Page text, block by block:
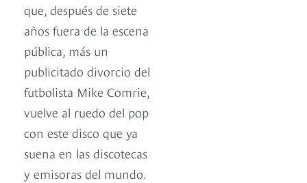
que, después de siete
años fuera de la escena
pública, más un
publicitado divorcio del
futbolista Mike Comrie,
vuelve al ruedo del pop
con este disco que ya
suena en las discotecas
y emisoras del mundo.